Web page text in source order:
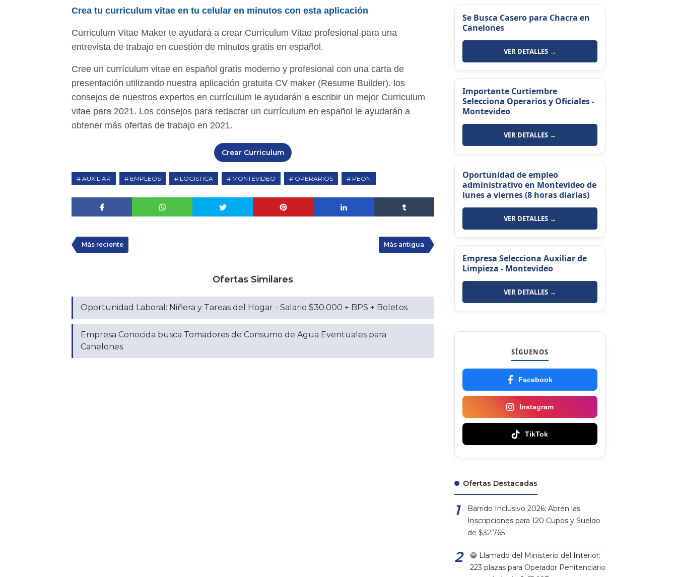
Crea tu curriculum vitae en tu celular en minutos con esta aplicación
Curriculum Vitae Maker te ayudará a crear Curriculum Vitae profesional para una
entrevista de trabajo en cuestión de minutos gratis en español.
Cree un currículum vitae en español gratis moderno y profesional con una carta de
presentación utilizando nuestra aplicación gratuita CV maker (Resume Builder). los
consejos de nuestros expertos en currículum le ayudarán a escribir un mejor Curriculum
vitae para 2021. Los consejos para redactar un currículum en español le ayudarán a
obtener más ofertas de trabajo en 2021.
Crear Curriculum
AUXILIAR EMPLEOS LOGISTICA MONTEVIDEO OPERARIOS PEON
Más reciente Más antigua
Ofertas Similares
Oportunidad Laboral: Niñera y Tareas del Hogar - Salario $30.000 + BPS + Boletos
Empresa Conocida busca Tomadores de Consumo de Agua Eventuales para
Canelones
Se Busca Casero para Chacra en
Canelones
VER DETALLES →
Importante Curtiembre
Selecciona Operarios y Oficiales -
Montevideo
VER DETALLES →
Oportunidad de empleo
administrativo en Montevideo de
lunes a viernes (8 horas diarias)
VER DETALLES →
Empresa Selecciona Auxiliar de
Limpieza - Montevideo
VER DETALLES →
SÍGUENOS
Facebook
Instagram
TikTok
Ofertas Destacadas
Barrido Inclusivo 2026: Abren las
Inscripciones para 120 Cupos y Sueldo
de $32.765
🔵 Llamado del Ministerio del Interior:
223 plazas para Operador Penitenciario